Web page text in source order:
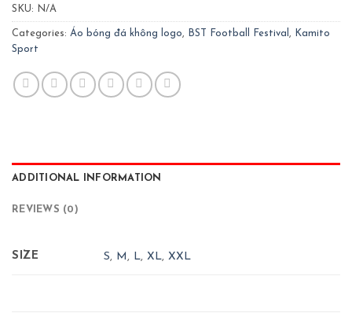
SKU: N/A
Categories: Áo bóng đá không logo, BST Football Festival ,
Kamito
Sport
ADDITIONAL INFORMATION
REVIEWS (0)
SIZE S, M , L,XL,XXL